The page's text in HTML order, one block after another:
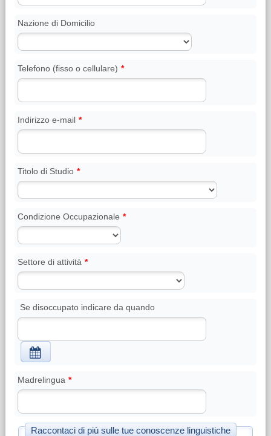
Nazione di Domicilio
Telefono (fisso o cellulare) *
Indirizzo e-mail *
Titolo di Studio *
Condizione Occupazionale *
Settore di attività *
Se disoccupato indicare da quando
Madrelingua *
Raccontaci di più sulle tue conoscenze linguistiche